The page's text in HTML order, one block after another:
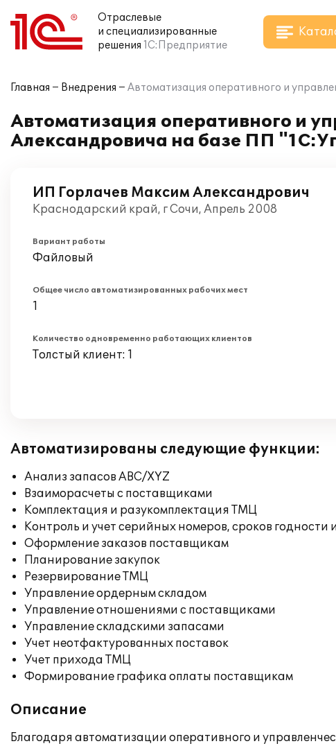
Отраслевые
и специализированные
решения 1С:Предприятие
Главная Внедрения Автоматизация оперативного и
Автоматизация оперативного и
Александровича на базе ПП
ИП Горлачев Максим Александрович
Краснодарский край, г Сочи, Апрель 2008
Вариант работы
Файловый
Общее число автоматизированных рабочих мест
1
Количество одновременно работающих клиентов
Толстый клиент: 1
Автоматизированы следующие функции:
Анализ запасов ABC/XYZ
Взаиморасчеты с поставщиками
Комплектация и разукомплектация ТМЦ
Контроль и учет серийных номеров, сроков годности
Оформление заказов поставщикам
Планирование закупок
Резервирование ТМЦ
Управление ордерным складом
Управление отношениями с поставщиками
Управление складскими запасами
Учет неотфактурованных поставок
Учет прихода ТМЦ
Формирование графика оплаты поставщикам
Описание
Благодаря автоматизации оперативного и